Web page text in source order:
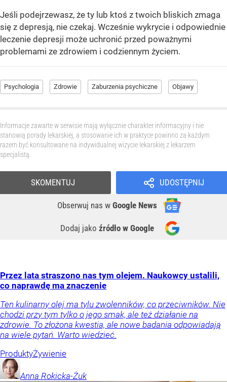
Jeśli podejrzewasz, że ty lub ktoś z twoich bliskich zmaga
się z depresją, nie czekaj. Wcześnie wykrycie i odpowiednie
leczenie depresji może uchronić przed poważnymi
problemami ze zdrowiem i codziennym życiem.
Psychologia Zdrowie Zaburzenia psychiczne Objawy
Informacje zawarte w serwisie mają wyłącznie charakter informacyjny i nie
stanowią porady lekarskiej, a stosowanie ich w praktyce powinno za każdym
razem być konsultowane na indywidualnej wizycie lekarskiej z lekarzem
specjalistą.
UDOSTĘPNIJ
Obserwuj nas w Google News
Dodaj jako źródło w Google
SKOMENTUJ
Przez lata straszono nas tym olejem. Naukowcy ustalili,
co naprawdę ma znaczenie
Ten kulinarny olej ma tylu zwolenników, co przeciwników. Nie
chodzi przy tym tylko o jego smak, ale też działanie na
zdrowie. To złożona kwestia, ale nowe badania odpowiadają
na wiele pytań. Warto wiedzieć.
ProduktyŻywienie
Anna Rokicka-Żuk